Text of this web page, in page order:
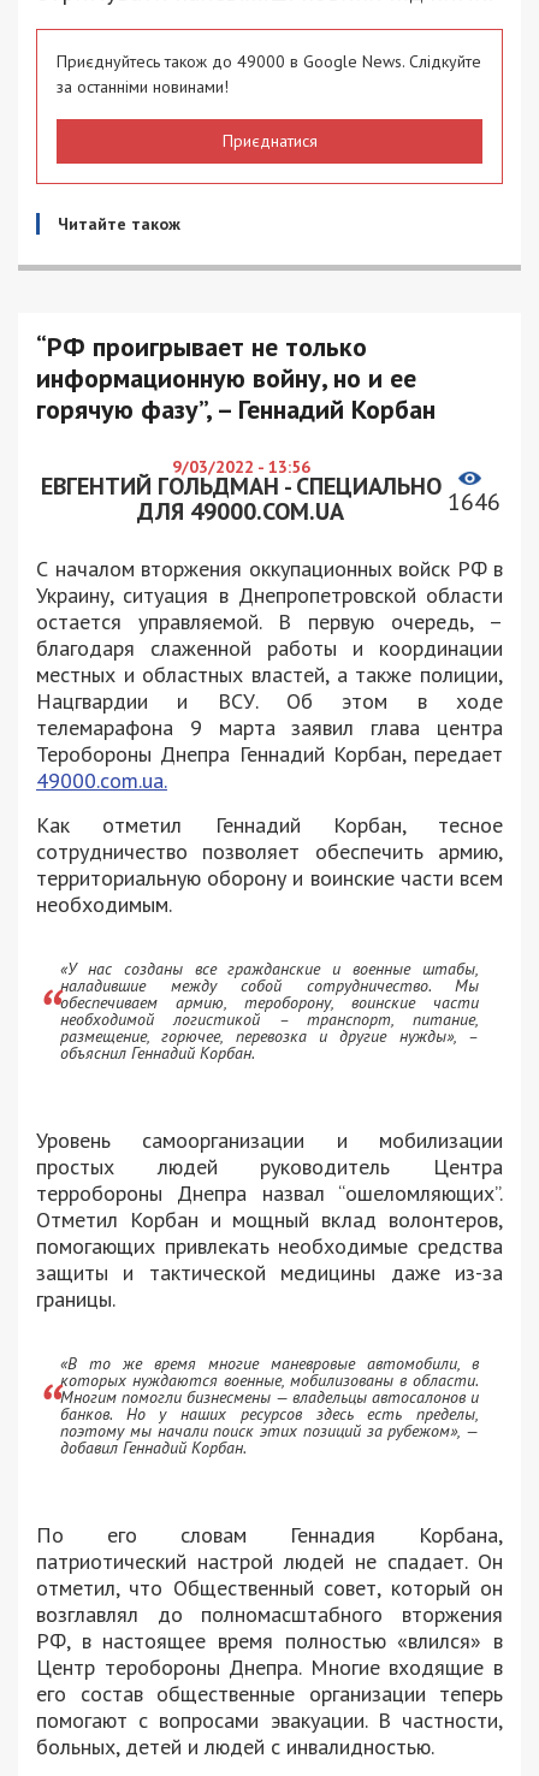
Приєднуйтесь також до 49000 в Google News. Слідкуйте
за останніми новинами!
Приєднатися
Читайте також
“РФ проигрывает не только
информационную войну, но и ее
горячую фазу”, – Геннадий Корбан
9/03/2022 - 13:56
ЕВГЕНТИЙ ГОЛЬДМАН - СПЕЦИАЛЬНО
ДЛЯ 49000.COM.UA
1646
С началом вторжения оккупационных войск РФ в
Украину, ситуация в Днепропетровской области
остается управляемой. В первую очередь, –
благодаря слаженной работы и координации
местных и областных властей, а также полиции,
Нацгвардии и ВСУ. Об этом в ходе
телемарафона 9 марта заявил глава центра
Теробороны Днепра Геннадий Корбан, передает
49000.com.ua.
Как отметил Геннадий Корбан, тесное
сотрудничество позволяет обеспечить армию,
территориальную оборону и воинские части всем
необходимым.
«У нас созданы все гражданские и военные штабы,
наладившие между собой сотрудничество. Мы
обеспечиваем армию, тероборону, воинские части
необходимой логистикой – транспорт, питание,
размещение, горючее, перевозка и другие нужды», –
объяснил Геннадий Корбан.
Уровень самоорганизации и мобилизации
простых людей руководитель Центра
терробороны Днепра назвал “ошеломляющих”.
Отметил Корбан и мощный вклад волонтеров,
помогающих привлекать необходимые средства
защиты и тактической медицины даже из-за
границы.
«В то же время многие маневровые автомобили, в
которых нуждаются военные, мобилизованы в области.
Многим помогли бизнесмены — владельцы автосалонов и
банков. Но у наших ресурсов здесь есть пределы,
поэтому мы начали поиск этих позиций за рубежом», —
добавил Геннадий Корбан.
По его словам Геннадия Корбана,
патриотический настрой людей не спадает. Он
отметил, что Общественный совет, который он
возглавлял до полномасштабного вторжения
РФ, в настоящее время полностью «влился» в
Центр теробороны Днепра. Многие входящие в
его состав общественные организации теперь
помогают с вопросами эвакуации. В частности,
больных, детей и людей с инвалидностью.